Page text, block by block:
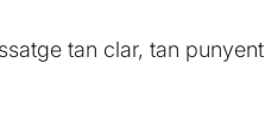
tan clar, tan